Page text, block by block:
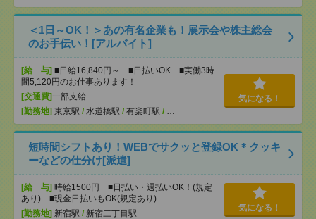
＜1日～OK！＞あの有名企業も！展示会や株主総会
のお手伝い！[アルバイト]
[給 与] ■日給16,840円～ ■日払いOK ■実働3時
間5,120円のお仕事あります！
[交通費]一部支給
[勤務地] 東京駅 / 水道橋駅 / 有楽町駅 / …
気になる！
短時間シフトあり！WEBでサクッと登録OK＊クッキ
ーなどの仕分け[派遣]
[給 与] 時給1500円 ■日払い・週払いOK！(規定
あり) ■現金日払いもOK(規定あり)
[勤務地] 新宿駅 / 新宿三丁目駅
気になる！